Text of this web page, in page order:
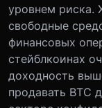
уровнем риска.
свободные
финансовых
стейблкоинах
доходность
продавать BTC